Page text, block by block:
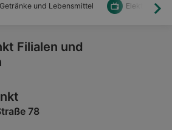
und Lebensmittel Elektronik
Filialen und
78